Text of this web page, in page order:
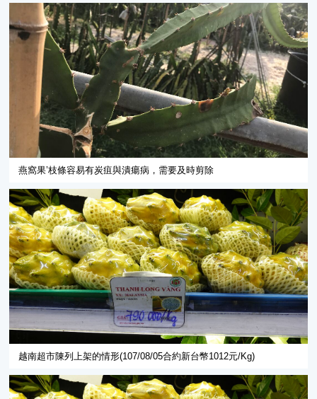
燕窩果’枝條容易有炭疽與潰瘍病，需要及時剪除
越南超市陳列上架的情形(107/08/05合約新台幣1012元/Kg)